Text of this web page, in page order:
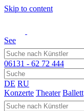
Skip to content
See
06131 - 62 72 444
DE RU
Konzerte Theater Ballett